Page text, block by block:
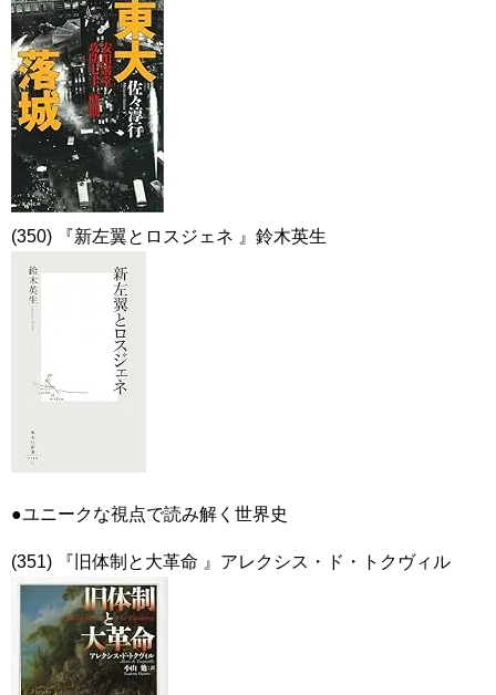
(350) 『新左翼とロスジェネ 』鈴木英生
●ユニークな視点で読み解く世界史
(351) 『旧体制と大革命 』アレクシス・ド・トクヴィル